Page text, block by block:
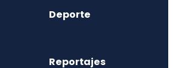
Deporte
Reportajes